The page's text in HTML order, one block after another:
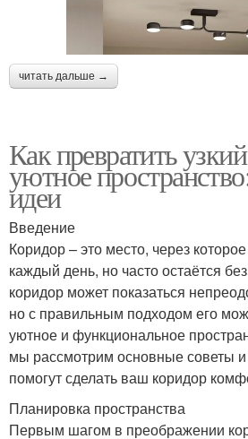
читать дальше →
Как превратить
уютное
идеи
Введение
Коридор – это место, через
каждый день, но часто остаётся
коридор может показаться
но с правильным подходом его
уютное и функциональное
мы рассмотрим основные советы
помогут сделать ваш коридор
Планировка пространства
Первым шагом в преображении